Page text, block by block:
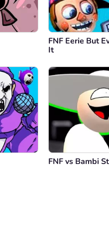
FNF Eerie But
It
FNF vs Bambi